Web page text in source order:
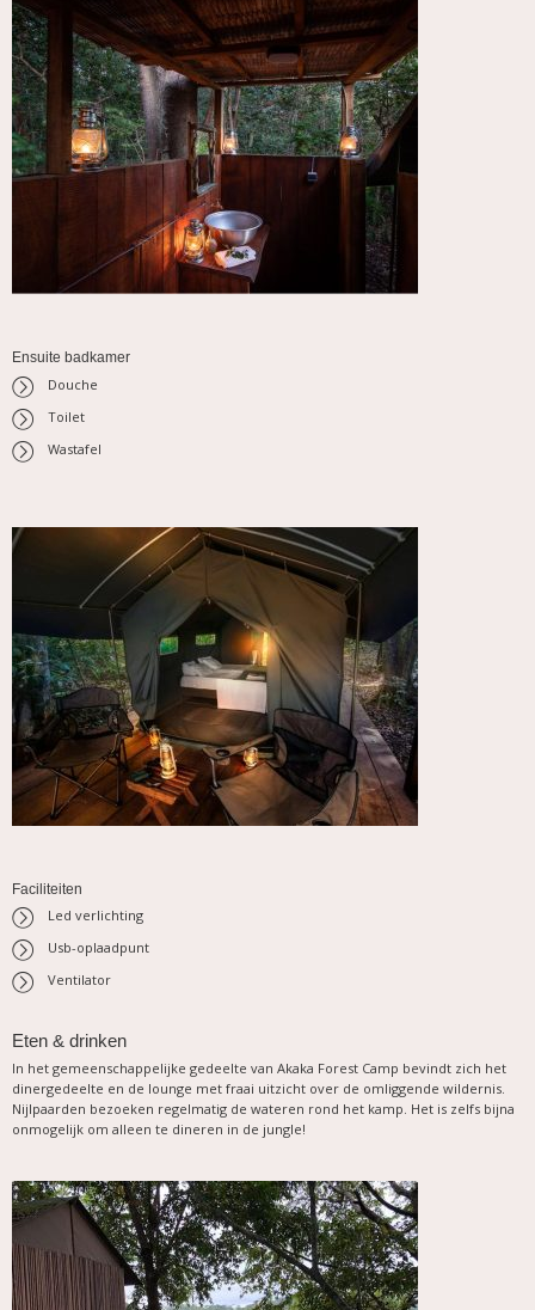
Ensuite badkamer
Douche
Toilet
Wastafel
Faciliteiten
Led verlichting
Usb-oplaadpunt
Ventilator
Eten & drinken
In het gemeenschappelijke gedeelte van Akaka Forest Camp bevindt zich het
dinergedeelte en de lounge met fraai uitzicht over de omliggende wildernis.
Nijlpaarden bezoeken regelmatig de wateren rond het kamp. Het is zelfs bijna
onmogelijk om alleen te dineren in de jungle!